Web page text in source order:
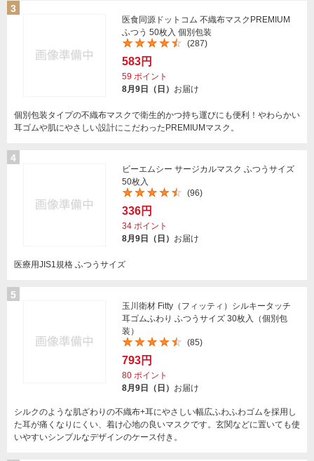
3
医食同源ドットコム 不織布マスクPREMIUM
ふつう 50枚入 個別包装
(287)
583円
59 ポイント
8月9日（日） お届け
個別包装タイプの不織布マスクで衛生的かつ持ち運びにも便利！やわらかい
耳ゴムや肌にやさしい設計にこだわったPREMIUMマスク。
4
ビーエムシー サージカルマスク ふつうサイズ
50枚入
(96)
336円
34 ポイント
8月9日（日） お届け
医療用JIS1規格 ふつうサイズ
5
玉川衛材 Fitty（フィッティ）シルキータッチ
耳ゴムふわり ふつうサイズ 30枚入（個別包
装）
(85)
793円
80 ポイント
8月9日（日） お届け
シルクのような肌ざわりの不織布+耳にやさしい幅広ふわふわゴムを採用し
た耳が痛くなりにくい、着け心地の良いマスクです。玄関などに置いても使
いやすいシンプルなデザインのケース付き。